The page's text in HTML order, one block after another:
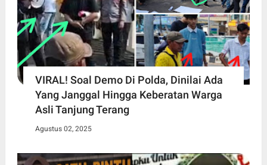
VIRAL! Soal Demo Di Polda, Dinilai Ada
Yang Janggal Hingga Keberatan Warga
Asli Tanjung Terang
Agustus 02, 2025